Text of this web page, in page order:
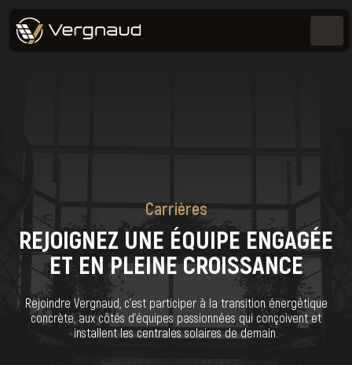
Carrières
REJOIGNEZ UNE ÉQUIPE ENGAGÉE
ET EN PLEINE CROISSANCE
Rejoindre Vergnaud, c’est participer à la transition énergétique
concrète, aux côtés d’équipes passionnées qui conçoivent et
installent les centrales solaires de demain.